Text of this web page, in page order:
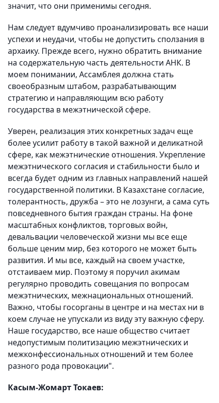
значит, что они применимы сегодня.
Нам следует вдумчиво проанализировать все наши
успехи и неудачи, чтобы не допустить сползания в
архаику. Прежде всего, нужно обратить внимание
на содержательную часть деятельности АНК. В
моем понимании, Ассамблея должна стать
своеобразным штабом, разрабатывающим
стратегию и направляющим всю работу
государства в межэтнической сфере.
Уверен, реализация этих конкретных задач еще
более усилит работу в такой важной и деликатной
сфере, как межэтнические отношения. Укрепление
межэтнического согласия и стабильности было и
всегда будет одним из главных направлений нашей
государственной политики. В Казахстане согласие,
толерантность, дружба – это не лозунги, а сама суть
повседневного бытия граждан страны. На фоне
масштабных конфликтов, торговых войн,
девальвации человеческой жизни мы все еще
больше ценим мир, без которого не может быть
развития. И мы все, каждый на своем участке,
отстаиваем мир. Поэтому я поручил акимам
регулярно проводить совещания по вопросам
межэтнических, межнациональных отношений.
Важно, чтобы госорганы в центре и на местах ни в
коем случае не упускали из виду эту важную сферу.
Наше государство, все наше общество считает
недопустимым политизацию межэтнических и
межконфессиональных отношений и тем более
разного рода провокации".
Касым-Жомарт Токаев: